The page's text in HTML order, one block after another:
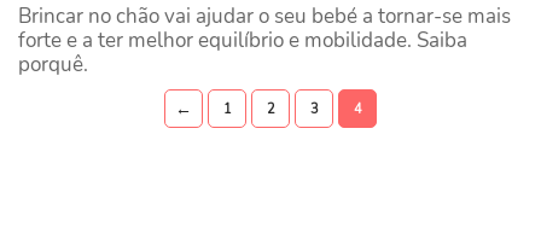
Brincar no chão vai ajudar o seu bebé a tornar-se mais
forte e a ter melhor equilíbrio e mobilidade. Saiba
porquê.
← 1 2 3 4